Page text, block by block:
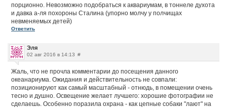
порционно. Невозможно подобраться к аквариумам, в тоннеле духота
и давка а-ля похороны Сталина (упорно молчу у полчищах
невменяемых детей)
Ответить
Эля
02 авг 2016 в 14:13 #
Жаль, что не прочла комментарии до посещения данного
океанариума. Ожидания и действительность не совпали:
позиционируют как самый масштабный - отнюдь, в помещении очень
тесно и душно. Освещение желает лучшего: хорошие фотографии не
сделаешь. Особенно поразила охрана - как цепные собаки "лают" на